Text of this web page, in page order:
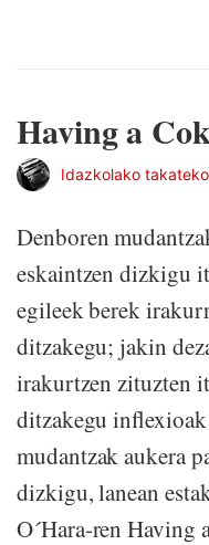
Having a
Idazkolako
Denboren
eskaintzen dizkigu
egileek berek
ditzakegu; jakin
irakurtzen zituzten
ditzakegu inflexioak
mudantzak aukera
dizkigu, lanean
O´Hara-ren Having